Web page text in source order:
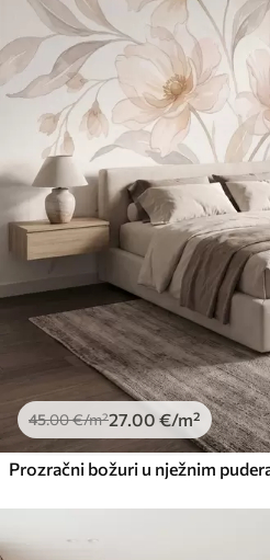
45.00€/m²27.00 €/m²